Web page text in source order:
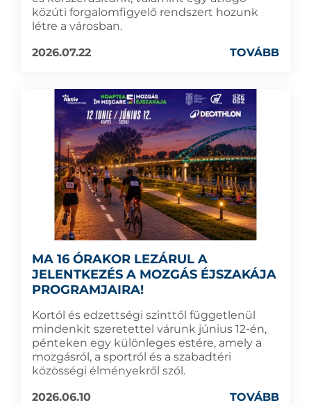
közúti forgalomfigyelő rendszert hozunk
létre a városban.
2026.07.22
TOVÁBB
MA 16 ÓRAKOR LEZÁRUL A
JELENTKEZÉS A MOZGÁS ÉJSZAKÁJA
PROGRAMJAIRA!
Kortól és edzettségi szinttől függetlenül
mindenkit szeretettel várunk június 12-én,
pénteken egy különleges estére, amely a
mozgásról, a sportról és a szabadtéri
közösségi élményekről szól.
2026.06.10
TOVÁBB